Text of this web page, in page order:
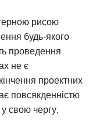
рисою
будь-якого
проведення
не є
проектних
повсякденністю
свою чергу,